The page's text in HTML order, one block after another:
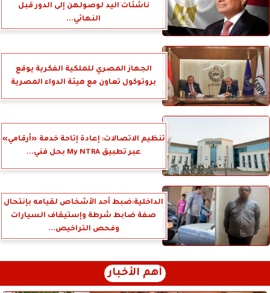
ناشئات اليد لوصولهن إلى الدور قبل
النهائي...
الجهاز المصري للملكية الفكرية يوقع
بروتوكول تعاون مع هيئة الدواء المصرية
تنظيم الاتصالات: إعادة إتاحة خدمة «أرقامي»
عبر تطبيق My NTRA بحل فني...
الداخلية:ضبط أحد الأشخاص لقيامه بإنتحال
صفة ضابط شرطة وإستيقاف السيارات
وفحص التراخيص...
أهم الأخبار